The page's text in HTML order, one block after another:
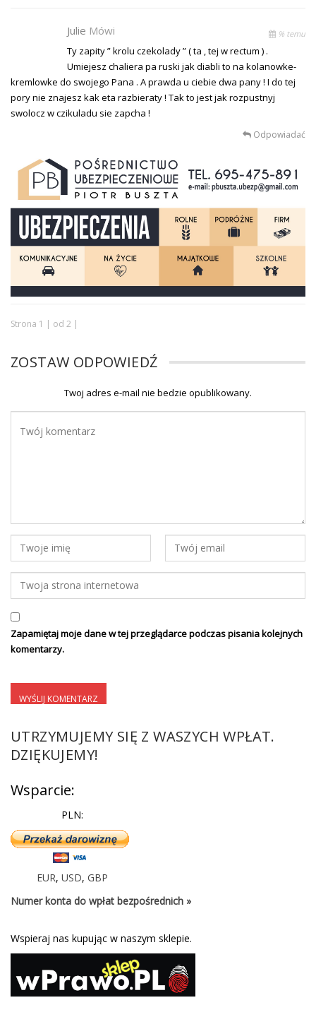
Julie Mówi % temu
Ty zapity ” krolu czekolady ” ( ta , tej w rectum ) .
Umiejesz chaliera pa ruski jak diabli to na kolanowke-
kremlowke do swojego Pana . A prawda u ciebie dwa pany ! I do tej
pory nie znajesz kak eta razbieraty ! Tak to jest jak rozpustnyj
swolocz w czikuladu sie zapcha !
Odpowiadać
Strona 1 | od 2 |
ZOSTAW ODPOWIEDŹ
Twoj adres e-mail nie bedzie opublikowany.
Zapamiętaj moje dane w tej przeglądarce podczas pisania kolejnych
komentarzy.
UTRZYMUJEMY SIĘ Z WASZYCH WPŁAT.
DZIĘKUJEMY!
Wsparcie:
PLN:
EUR, USD, GBP
Numer konta do wpłat bezpośrednich »
Wspieraj nas kupując w naszym sklepie.